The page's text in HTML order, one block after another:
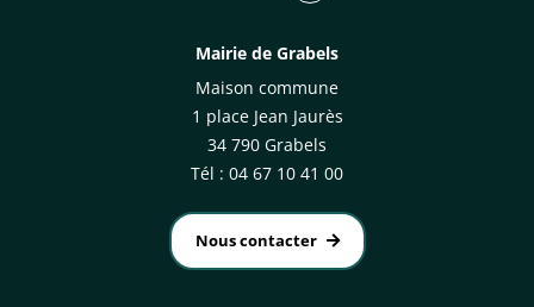
Mairie de Grabels
Maison commune
1 place Jean Jaurès
34 790 Grabels
Tél : 04 67 10 41 00
Nous contacter